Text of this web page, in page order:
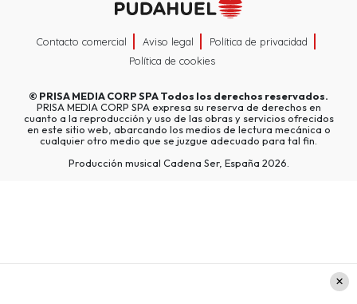
Contacto comercial Aviso legal
Política de privacidad
Política de cookies
© PRISA MEDIA CORP SPATodos los derechos reservados.
PRISA MEDIA CORP SPA expresa su reserva de derechos en
cuanto a la reproducción y uso de las obras y servicios ofrecidos
en este sitio web, abarcando los medios de lectura mecánica o
cualquier otro medio que se juzgue adecuado para tal fin.
Producción musical Cadena Ser, España 2026.